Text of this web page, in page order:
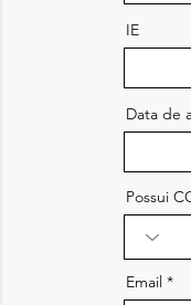
IE
Data de
Possui
Email